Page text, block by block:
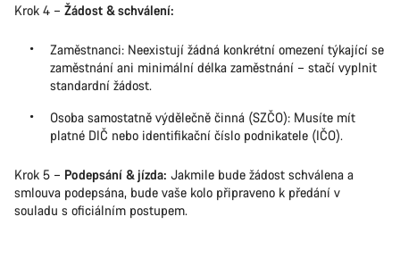
Krok 4 – Žádost & schválení:
Zaměstnanci: Neexistují žádná konkrétní omezení týkající se
zaměstnání ani minimální délka zaměstnání – stačí vyplnit
standardní žádost.
Osoba samostatně výdělečně činná (SZČO): Musíte mít
platné DIČ nebo identifikační číslo podnikatele (IČO).
Krok 5 – Podepsání & jízda: Jakmile bude žádost schválena a
smlouva podepsána, bude vaše kolo připraveno k předání v
souladu s oficiálním postupem.